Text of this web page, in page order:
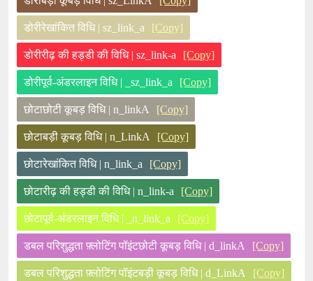
डोरीरेखांकित विधि | sz_link_a [Copy]
डोरीरीढ़ की हड्डी की विधि | sz_link-a [Copy]
डोरीपूर्व-अंडरलाइन विधि | _sz_link_a [Copy]
छोटाछोटी कूबड़ विधि | n_linkA [Copy]
छोटाबड़ी कूबड़ विधि | n_LinkA [Copy]
छोटारेखांकित विधि | n_link_a [Copy]
छोटारीढ़ की हड्डी की विधि | n_link-a [Copy]
छोटापूर्व-अंडरलाइन विधि | _n_link_a [Copy]
डबल परिशुद्धता फ़्लोटिंग पॉइंटछोटी कूबड़ विधि | d_linkA [Copy]
डबल परिशुद्धता फ़्लोटिंग पॉइंटबड़ी कूबड़ विधि | d_LinkA [Copy]